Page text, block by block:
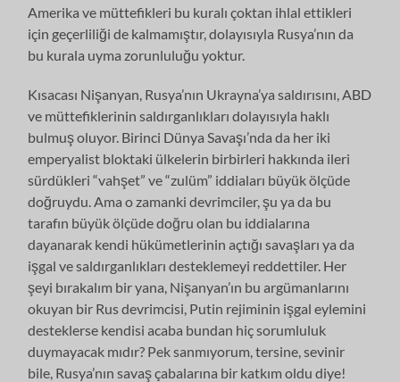
Amerika ve müttefikleri bu kuralı çoktan ihlal ettikleri
için geçerliliği de kalmamıştır, dolayısıyla Rusya’nın da
bu kurala uyma zorunluluğu yoktur.
Kısacası Nişanyan, Rusya’nın Ukrayna’ya saldırısını, ABD
ve müttefiklerinin saldırganlıkları dolayısıyla haklı
bulmuş oluyor. Birinci Dünya Savaşı’nda da her iki
emperyalist bloktaki ülkelerin birbirleri hakkında ileri
sürdükleri “vahşet” ve “zulüm” iddiaları büyük ölçüde
doğruydu. Ama o zamanki devrimciler, şu ya da bu
tarafın büyük ölçüde doğru olan bu iddialarına
dayanarak kendi hükümetlerinin açtığı savaşları ya da
işgal ve saldırganlıkları desteklemeyi reddettiler. Her
şeyi bırakalım bir yana, Nişanyan’ın bu argümanlarını
okuyan bir Rus devrimcisi, Putin rejiminin işgal eylemini
desteklerse kendisi acaba bundan hiç sorumluluk
duymayacak mıdır? Pek sanmıyorum, tersine, sevinir
bile, Rusya’nın savaş çabalarına bir katkım oldu diye!